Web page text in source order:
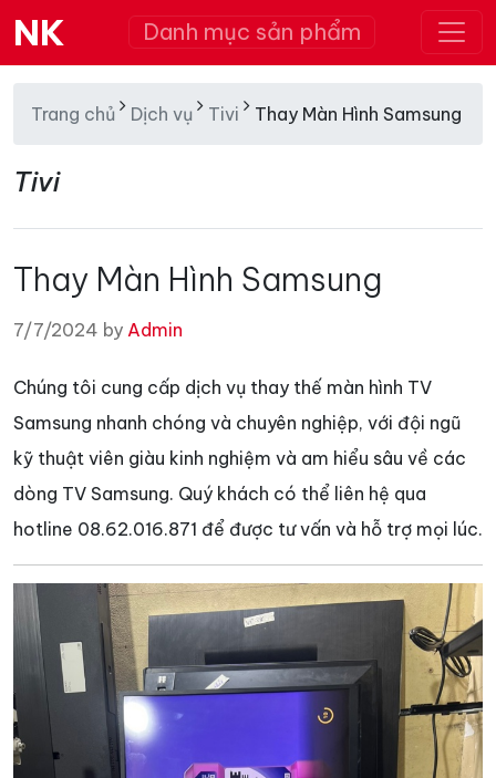
NK Danh mục sản phẩm
Trang chủ Dịch vụ Tivi Thay Màn Hình Samsung
Tivi
Thay Màn Hình Samsung
7/7/2024 by Admin
Chúng tôi cung cấp dịch vụ thay thế màn hình TV
Samsung nhanh chóng và chuyên nghiệp, với đội ngũ
kỹ thuật viên giàu kinh nghiệm và am hiểu sâu về các
dòng TV Samsung. Quý khách có thể liên hệ qua
hotline 08.62.016.871 để được tư vấn và hỗ trợ mọi lúc.